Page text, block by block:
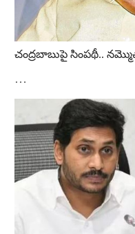
చంద్రబాబుపై సింపథీ..
…